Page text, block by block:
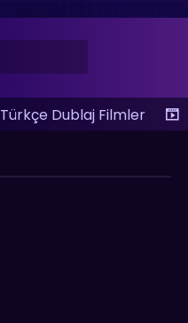
Türkçe Dublaj Filmler